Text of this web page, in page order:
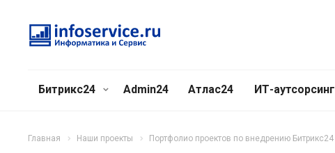
Битрикс24 Admin24 Атлас24 ИТ-аутсорсинг
Главная Наши проекты Портфолио проектов по внедрению Битрикс24